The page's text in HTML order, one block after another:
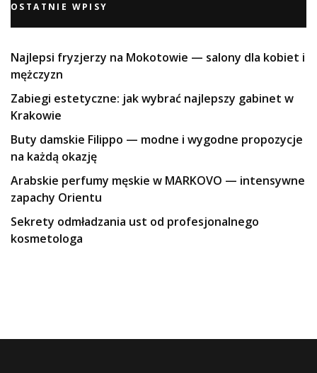
OSTATNIE WPISY
Najlepsi fryzjerzy na Mokotowie — salony dla kobiet i
mężczyzn
Zabiegi estetyczne: jak wybrać najlepszy gabinet w
Krakowie
Buty damskie Filippo — modne i wygodne propozycje
na każdą okazję
Arabskie perfumy męskie w MARKOVO — intensywne
zapachy Orientu
Sekrety odmładzania ust od profesjonalnego
kosmetologa